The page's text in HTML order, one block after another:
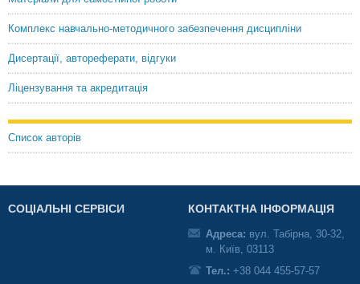
Комплекс навчально-методичного забезпечення дисципліни
Дисертації, автореферати, відгуки
Ліцензування та акредитація
Список авторів
СОЦІАЛЬНІ СЕРВІСИ КОНТАКТНА ІНФОРМАЦІЯ
Адреса: вул. Табірна, 30-32,
м. Київ, 03113
Тел.: +38 044 455-57-57